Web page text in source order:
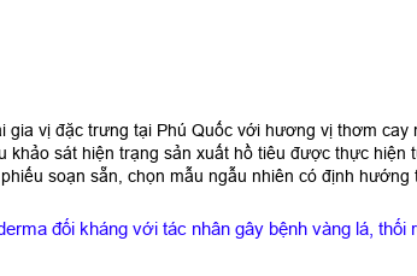
gia vị đặc trưng tại Phú Quốc với hương vị thơm
khảo sát hiện trạng sản xuất hồ tiêu được thực
soạn sẵn, chọn mẫu ngẫu nhiên có định
đối kháng với tác nhân gây bệnh vàng lá,